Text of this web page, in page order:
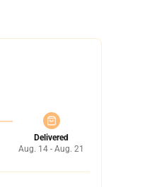
Delivered
Aug. 14 - Aug. 21